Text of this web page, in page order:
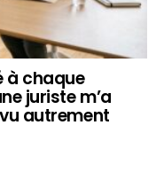
à chaque
juriste m’a
autrement